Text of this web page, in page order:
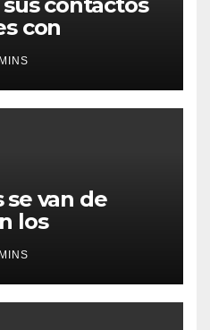
con
socio
agenda de
se van de
los
un 21%
año pasado